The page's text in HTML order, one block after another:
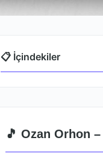
📋 İçindekiler
🎵 Ozan Orhon